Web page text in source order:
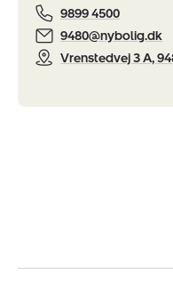
9899 4500
9480@nybolig.dk
Vrenstedvej 3 A,